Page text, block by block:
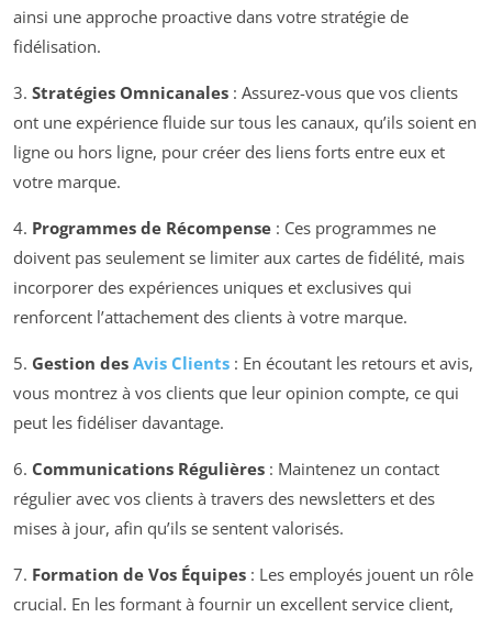
ainsi une approche proactive dans votre stratégie de
fidélisation.
3. Stratégies Omnicanales : Assurez-vous que vos clients
ont une expérience fluide sur tous les canaux, qu’ils soient en
ligne ou hors ligne, pour créer des liens forts entre eux et
votre marque.
4. Programmes de Récompense : Ces programmes ne
doivent pas seulement se limiter aux cartes de fidélité, mais
incorporer des expériences uniques et exclusives qui
renforcent l’attachement des clients à votre marque.
5. Gestion des Avis Clients : En écoutant les retours et avis,
vous montrez à vos clients que leur opinion compte, ce qui
peut les fidéliser davantage.
6. Communications Régulières : Maintenez un contact
régulier avec vos clients à travers des newsletters et des
mises à jour, afin qu’ils se sentent valorisés.
7. Formation de Vos Équipes : Les employés jouent un rôle
crucial. En les formant à fournir un excellent service client,